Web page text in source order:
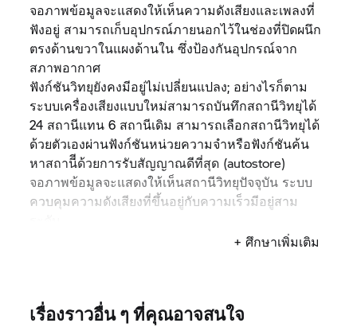
จอภาพข้อมูลจะแสดงให้เห็นความดังเสียงและเพลงที่
ฟังอยู่ สามารถเก็บอุปกรณ์ภายนอกไว้ในช่องที่ปิดผนึก
ตรงด้านขวาในแผงด้านใน ซึ่งป้องกันอุปกรณ์จาก
สภาพอากาศ
ฟังก์ชันวิทยุยังคงมีอยู่ไม่เปลี่ยนแปลง; อย่างไรก็ตาม
ระบบเครื่องเสียงแบบใหม่สามารถบันทึกสถานีวิทยุได้
24 สถานีแทน 6 สถานีเดิม สามารถเลือกสถานีวิทยุได้
ด้วยตัวเองผ่านฟังก์ชันหน่วยความจำหรือฟังก์ชันค้น
หาสถานีีด้วยการรับสัญญาณดีที่สุด (autostore)
จอภาพข้อมูลจะแสดงให้เห็นสถานีวิทยุปัจจุบัน ระบบ
ควบคุมความดังเสียงที่ขึ้นอยู่กับความเร็วมีอยู่สาม
นอกจากฟังก์ชันที่มัลติคอนโทรลเลอร์แสดงให้เห็น ยัง
+ ศึกษาเพิ่มเติม
เรื่องราวอื่น ๆ ที่คุณอาจสนใจ